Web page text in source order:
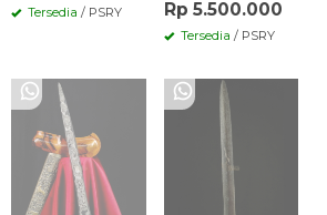
Tersedia / PSRY Rp 5.500.000
Tersedia / PSRY